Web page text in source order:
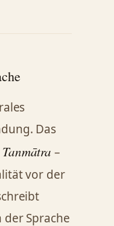
Das
Tanmātra –
vor der
der Sprache